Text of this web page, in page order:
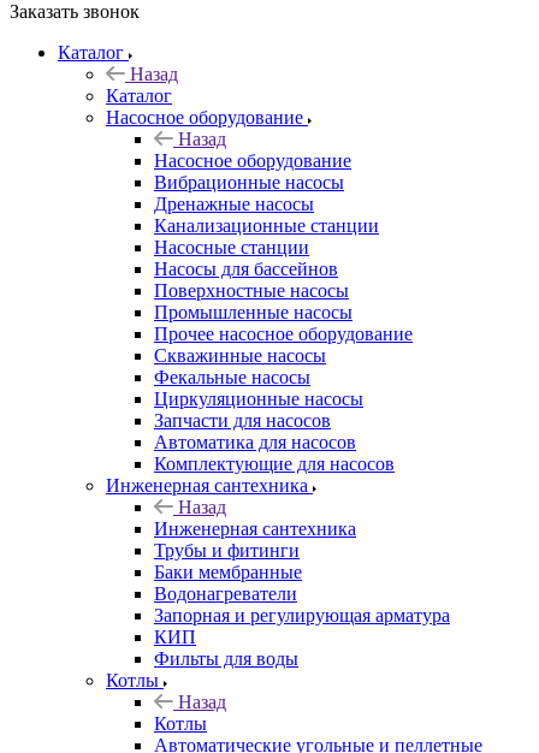
Заказать звонок
Каталог
Назад
Каталог
Насосное оборудование
Назад
Насосное оборудование
Вибрационные насосы
Дренажные насосы
Канализационные станции
Насосные станции
Насосы для бассейнов
Поверхностные насосы
Промышленные насосы
Прочее насосное оборудование
Скважинные насосы
Фекальные насосы
Циркуляционные насосы
Запчасти для насосов
Автоматика для насосов
Комплектующие для насосов
Инженерная сантехника
Назад
Инженерная сантехника
Трубы и фитинги
Баки мембранные
Водонагреватели
Запорная и регулирующая арматура
КИП
Фильты для воды
Котлы
Назад
Котлы
Автоматические угольные и пеллетные